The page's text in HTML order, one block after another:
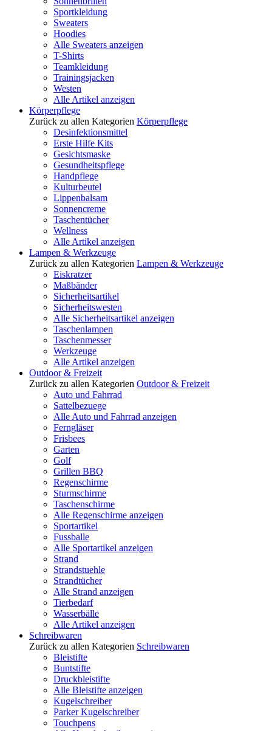
Sportkleidung
Sweaters
Hoodies
Alle Sweaters anzeigen
T-Shirts
Teamkleidung
Trainingsjacken
Westen
Alle Artikel anzeigen
Körperpflege
Zurück zu allen Kategorien Körperpflege
Desinfektionsmittel
Erste Hilfe Kits
Gesichtsmaske
Gesundheitspflege
Handpflege
Kulturbeutel
Lippenbalsam
Sonnencreme
Taschentücher
Wellness
Alle Artikel anzeigen
Lampen & Werkzeuge
Zurück zu allen Kategorien Lampen & Werkzeuge
Eiskratzer
Maßbänder
Sicherheitsartikel
Sicherheitswesten
Alle Sicherheitsartikel anzeigen
Taschenlampen
Taschenmesser
Werkzeuge
Alle Artikel anzeigen
Outdoor & Freizeit
Zurück zu allen Kategorien Outdoor & Freizeit
Auto und Fahrrad
Sattelbezuege
Alle Auto und Fahrrad anzeigen
Ferngläser
Frisbees
Garten
Golf
Grillen BBQ
Regenschirme
Sturmschirme
Taschenschirme
Alle Regenschirme anzeigen
Sportartikel
Fussballe
Alle Sportartikel anzeigen
Strand
Strandstuehle
Strandtücher
Alle Strand anzeigen
Tierbedarf
Wasserbälle
Alle Artikel anzeigen
Schreibwaren
Zurück zu allen Kategorien Schreibwaren
Bleistifte
Buntstifte
Druckbleistifte
Alle Bleistifte anzeigen
Kugelschreiber
Parker Kugelschreiber
Touchpens